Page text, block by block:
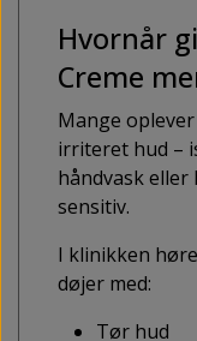
Hvornår
Creme
Mange
irriteret hud –
håndvask
sensitiv.
I klinikken
døjer med:
Tør hud